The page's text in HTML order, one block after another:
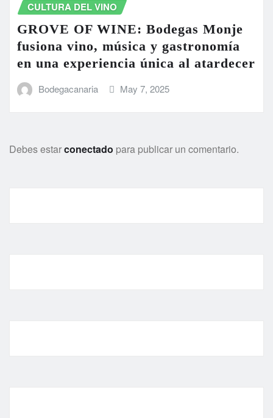
CULTURA DEL VINO
GROVE OF WINE: Bodegas Monje
fusiona vino, música y gastronomía
en una experiencia única al atardecer
Bodegacanaria May 7, 2025
Debes estarconectado para publicar un comentario.